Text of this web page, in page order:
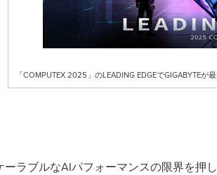
「COMPUTEX 2025」のLEADING EDGEでGIGABYTE
ラブルなAIパフォーマンスの限界を押